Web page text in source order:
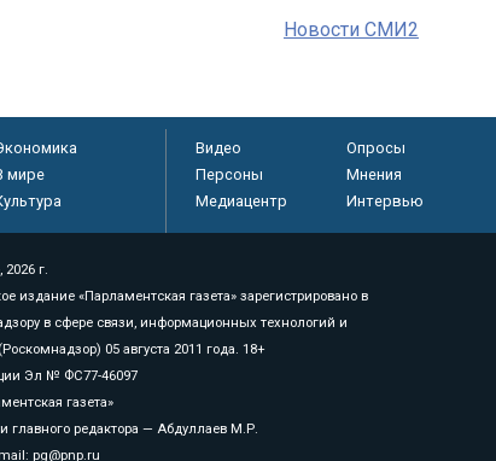
Новости СМИ2
мире
Видео Опросы
Персоны
Мнения
Медиацентр
Интервью
2026 г.
издание «Парламентская газета» зарегистрировано в
в сфере связи, информационных технологий и
05 августа 2011 года. 18+
Эл № ФС77-46097
газета»
главного редактора — Абдуллаев М.Р.
pg@pnp.ru